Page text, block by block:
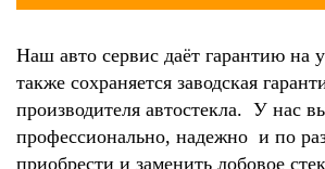
Наш авто сервис даёт гарантию на
также сохраняется заводская
производителя автостекла. У нас
профессионально, надежно и по
приобрести и заменить лобовое